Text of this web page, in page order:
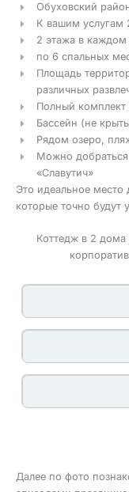
Обуховский
К вашим
2 этажа в
по 6 спальных
Площадь
различных
Полный комплект
Бассейн (не
Рядом озеро,
Можно
«Славутич»
Это идеальное
которые точно
Коттедж в 2 дома
плазменный ТВ
от куда
(которую
Далее по фото